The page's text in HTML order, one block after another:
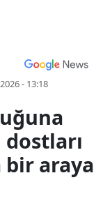
- 13:18
dostları
bir araya